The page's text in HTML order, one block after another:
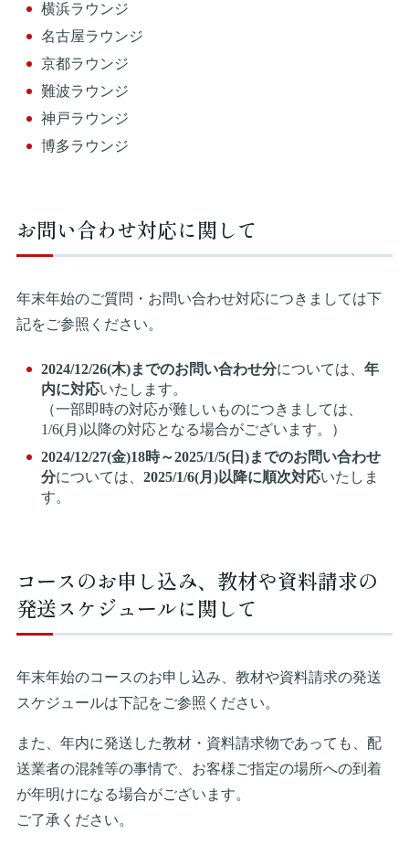
横浜ラウンジ
名古屋ラウンジ
京都ラウンジ
難波ラウンジ
神戸ラウンジ
博多ラウンジ
お問い合わせ対応に関して
年末年始のご質問・お問い合わせ対応につきましては下
記をご参照ください。
2024/12/26(木)までのお問い合わせ分については、年
内に対応いたします。
（一部即時の対応が難しいものにつきましては、
1/6(月)以降の対応となる場合がございます。）
2024/12/27(金)18時～2025/1/5(日)までのお問い合わせ
分については、2025/1/6(月)以降に順次対応いたしま
す。
コースのお申し込み、教材や資料請求の
発送スケジュールに関して
年末年始のコースのお申し込み、教材や資料請求の発送
スケジュールは下記をご参照ください。
また、年内に発送した教材・資料請求物であっても、配
送業者の混雑等の事情で、お客様ご指定の場所への到着
が年明けになる場合がございます。
ご了承ください。